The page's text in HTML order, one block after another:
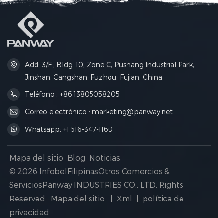
cómodo durante todas tus
aventuras al aire libre.
ofrece un transporte estable,
Add: 3/F., Bldg. 10, Zone C, Pushang Industrial Park,
Jinshan, Cangshan, Fuzhou, Fujian, China
Teléfono : +86 13805058205
Correo electrónico : marketing@panway.net
Whatsapp: +1 516-347-1160
Mapa del sitio Blog Noticias
© 2026 InfobelFilipinasOtros Comercios &
ServiciosPanway INDUSTRIES CO., LTD. Rights
Reserved.
Mapa del sitio Xml
política de
privacidad